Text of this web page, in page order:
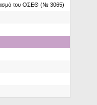
του ΟΣΕΘ (№ 3065)